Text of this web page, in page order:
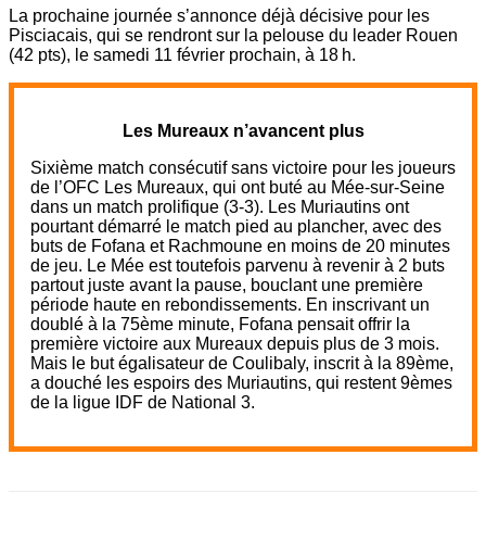
La prochaine journée s’annonce déjà décisive pour les
Pisciacais, qui se rendront sur la pelouse du leader Rouen
(42 pts), le samedi 11 février prochain, à 18 h.
Les Mureaux n’avancent plus
Sixième match consécutif sans victoire pour les joueurs
de l’OFC Les Mureaux, qui ont buté au Mée-sur-Seine
dans un match prolifique (3-3). Les Muriautins ont
pourtant démarré le match pied au plancher, avec des
buts de Fofana et Rachmoune en moins de 20 minutes
de jeu. Le Mée est toutefois parvenu à revenir à 2 buts
partout juste avant la pause, bouclant une première
période haute en rebondissements. En inscrivant un
doublé à la 75ème minute, Fofana pensait offrir la
première victoire aux Mureaux depuis plus de 3 mois.
Mais le but égalisateur de Coulibaly, inscrit à la 89ème,
a douché les espoirs des Muriautins, qui restent 9èmes
de la ligue IDF de National 3.